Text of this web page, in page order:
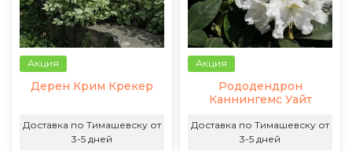
Акция
Дерен Крим Крекер
Доставка по Тимашевску от
3-5 дней
Акция
Рододендрон
Каннингемс Уайт
Доставка по Тимашевску от
3-5 дней